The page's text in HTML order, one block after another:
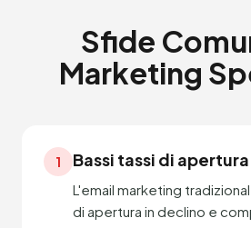
Sfide
Marketing
1 Bassi tassi di
L'email marketing
di apertura in declino e